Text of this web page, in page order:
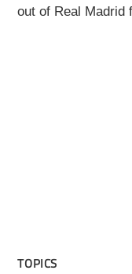
out of Real Madrid
TOPICS